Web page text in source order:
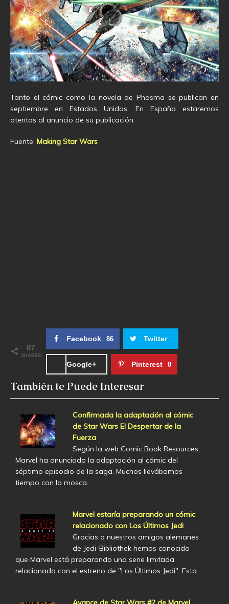
Tanto el cómic como la novela de Phasma se publican en
septiembre en Estados Unidos. En España estaremos
atentos al anuncio de su publicación.
Fuente: Making Star Wars
87
SHARES
Facebook 86 Twitter
Google+ Pinterest 0
También te Puede Interesar
Confirmada la adaptación al cómic
de Star Wars El Despertar de la
Fuerza
Según la web Comic Book Resources,
Marvel ha anunciado la adaptación al cómic del
séptimo episodio de la saga. Muchos llevábamos
tiempo con la mosca…
Marvel estaría preparando un cómic
relacionado con Los Últimos Jedi
Gracias a nuestros amigos alemanes
de Jedi-Bibliothek hemos conocido
que Marvel está preparando una serie limitada
relacionada con el estreno de "Los Últimos Jedi". Esta…